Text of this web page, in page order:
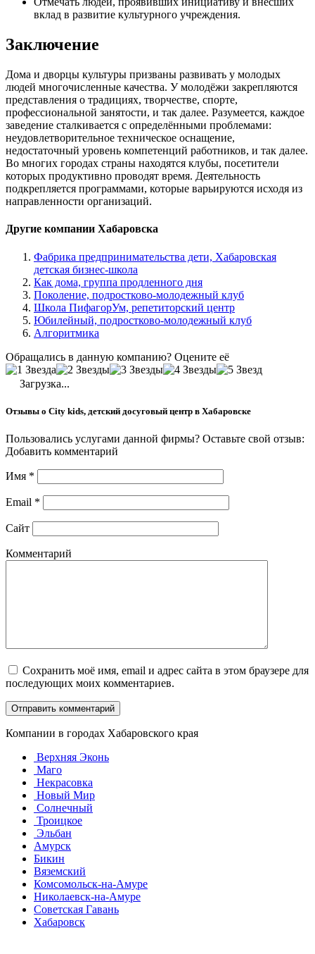
вклад в развитие культурного учреждения.
Заключение
Дома и дворцы культуры призваны развивать у молодых
людей многочисленные качества. У молодёжи закрепляются
представления о традициях, творчестве, спорте,
профессиональной занятости, и так далее. Разумеется, каждое
заведение сталкивается с определёнными проблемами:
неудовлетворительное техническое оснащение,
недостаточный уровень компетенций работников, и так далее.
Во многих городах страны находятся клубы, посетители
которых продуктивно проводят время. Деятельность
подкрепляется программами, которые варьируются исходя из
направленности организаций.
Другие компании Хабаровска
Фабрика предпринимательства дети, Хабаровская
детская бизнес-школа
Как дома, группа продленного дня
Поколение, подростково-молодежный клуб
Школа ПифагорУм, репетиторский центр
Юбилейный, подростково-молодежный клуб
Алгоритмика
Обращались в данную компанию? Оцените её
Загрузка...
Отзывы о City kids, детский досуговый центр в Хабаровске
Пользовались услугами данной фирмы? Оставьте свой отзыв:
Добавить комментарий
Имя *
Email *
Сайт
Комментарий
Сохранить моё имя, email и адрес сайта в этом браузере для
последующих моих комментариев.
Компании в городах Хабаровского края
Верхняя Эконь
Маго
Некрасовка
Новый Мир
Солнечный
Троицкое
Эльбан
Амурск
Бикин
Вяземский
Комсомольск-на-Амуре
Николаевск-на-Амуре
Советская Гавань
Хабаровск